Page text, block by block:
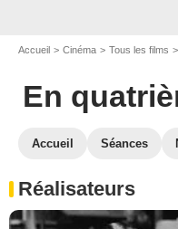
Accueil Cinéma Tous les films
En
Accueil Séances
Réalisateurs